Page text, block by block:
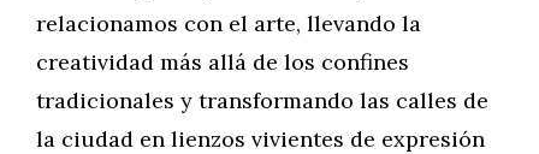
relacionamos con el arte, llevando la
creatividad más allá de los confines
tradicionales y transformando las calles de
la ciudad en lienzos vivientes de expresión